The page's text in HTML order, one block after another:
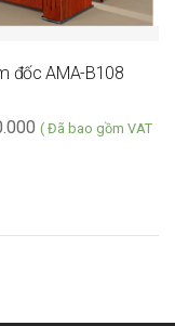
đốc AMA-B108
( Đã bao gồm VAT